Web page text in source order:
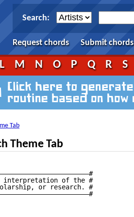
Search:
Request chords Submit chords
L M N O P Q R S
Tab
Theme Tab
interpretation of the #
or research. #